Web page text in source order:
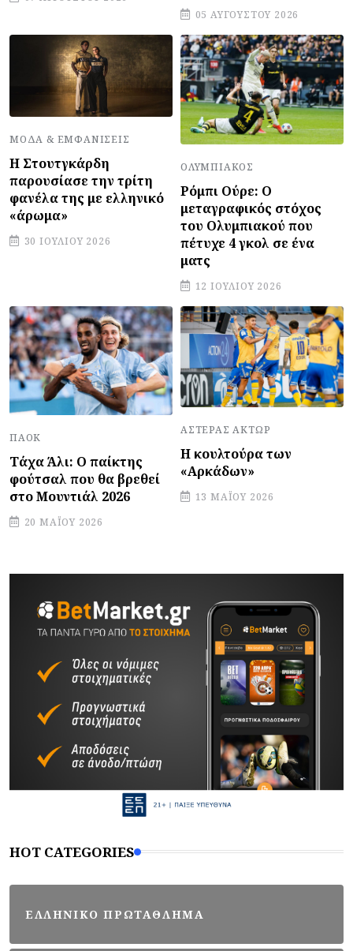
05 ΑΥΓΟΎΣΤΟΥ 2026
ΜΌΔΑ & ΕΜΦΑΝΊΣΕΙΣ
Η Στουτγκάρδη
παρουσίασε την τρίτη
φανέλα της με ελληνικό
«άρωμα»
30 ΙΟΥΛΊΟΥ 2026
ΟΛΥΜΠΙΑΚΌΣ
Ρόμπι Ούρε: Ο
μεταγραφικός στόχος
του Ολυμπιακού που
πέτυχε 4 γκολ σε ένα
ματς
12 ΙΟΥΛΊΟΥ 2026
ΠΑΟΚ
Τάχα Άλι: Ο παίκτης
φούτσαλ που θα βρεθεί
στο Μουντιάλ 2026
20 ΜΑΪ́ΟΥ 2026
ΑΣΤΈΡΑΣ ΆΚΤΩΡ
Η κουλτούρα των
«Αρκάδων»
13 ΜΑΪ́ΟΥ 2026
HOT CATEGORIES
ΕΛΛΗΝΙΚΟ ΠΡΩΤΑΘΛΗΜΑ